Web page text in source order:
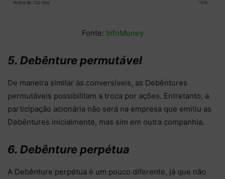
Fonte: InfoMoney
5. Debênture permutável
De maneira similar às conversíveis, as Debêntures
permutáveis possibilitam a troca por ações. Entretanto, a
participação acionária não será na empresa que emitiu as
Debêntures inicialmente, mas sim em outra companhia.
6. Debênture perpétua
A Debênture perpétua é um pouco diferente, já que não